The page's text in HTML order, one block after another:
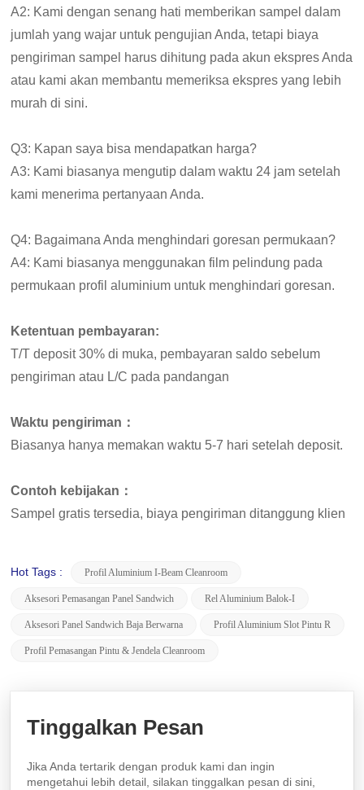
A2: Kami dengan senang hati memberikan sampel dalam
jumlah yang wajar untuk pengujian Anda, tetapi biaya
pengiriman sampel harus dihitung pada akun ekspres Anda
atau kami akan membantu memeriksa ekspres yang lebih
murah di sini.
Q3: Kapan saya bisa mendapatkan harga?
A3: Kami biasanya mengutip dalam waktu 24 jam setelah
kami menerima pertanyaan Anda.
Q4: Bagaimana Anda menghindari goresan permukaan?
A4: Kami biasanya menggunakan film pelindung pada
permukaan profil aluminium untuk menghindari goresan.
Ketentuan pembayaran:
T/T deposit 30% di muka, pembayaran saldo sebelum
pengiriman atau L/C pada pandangan
Waktu pengiriman：
Biasanya hanya memakan waktu 5-7 hari setelah deposit.
Contoh kebijakan：
Sampel gratis tersedia, biaya pengiriman ditanggung klien
Hot Tags : Profil Aluminium I-Beam Cleanroom
Aksesori Pemasangan Panel Sandwich Rel Aluminium Balok-I
Aksesori Panel Sandwich Baja Berwarna Profil Aluminium Slot Pintu R
Profil Pemasangan Pintu & Jendela Cleanroom
Tinggalkan Pesan
Jika Anda tertarik dengan produk kami dan ingin
mengetahui lebih detail, silakan tinggalkan pesan di sini,